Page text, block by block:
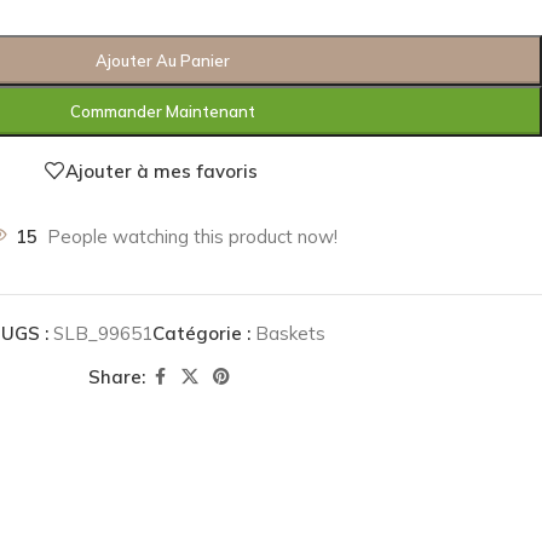
Ajouter Au Panier
Commander Maintenant
Ajouter à mes favoris
15 People watching this product now!
UGS : SLB_99651Catégorie : Baskets
Share: